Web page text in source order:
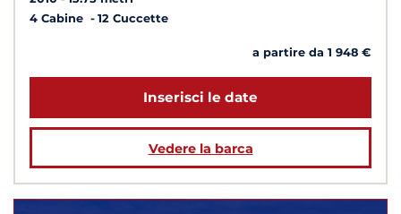
4 Cabine
12 Cuccette
a partire da 1 948 €
Inserisci le date
Vedere la barca